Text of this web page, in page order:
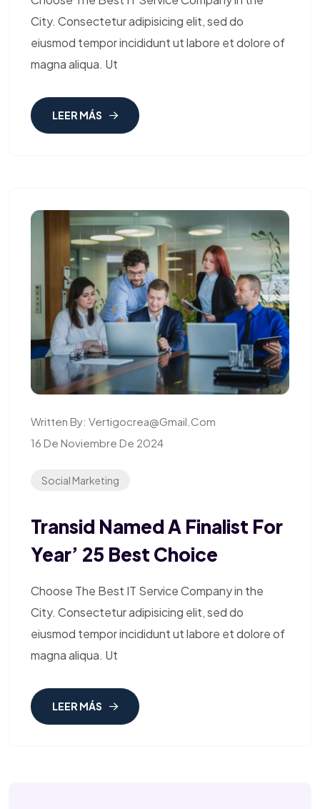
City. Consectetur adipisicing elit, sed do
eiusmod tempor incididunt ut labore et dolore of
magna aliqua. Ut
LEER MÁS
Written By: Vertigocrea@gmail.com
16 De Noviembre De 2024
Social Marketing
Transid Named A Finalist For
Year’ 25 Best Choice
Choose The Best IT Service Company in the
City. Consectetur adipisicing elit, sed do
eiusmod tempor incididunt ut labore et dolore of
magna aliqua. Ut
LEER MÁS